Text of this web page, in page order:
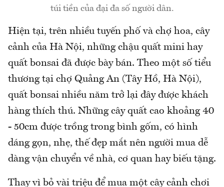
túi tiền của đại đa số người dân.
Hiện tại, trên nhiều tuyến phố và chợ hoa, cây
cảnh của Hà Nội, những chậu quất mini hay
quất bonsai đã được bày bán. Theo một số tiểu
thương tại chợ Quảng An (Tây Hồ, Hà Nội),
quất bonsai nhiều năm trở lại đây được khách
hàng thích thú. Những cây quất cao khoảng 40
- 50cm được trồng trong bình gốm, có hình
dáng gọn, nhẹ, thế đẹp mắt nên người mua dễ
dàng vận chuyển về nhà, cơ quan hay biếu tặng.
Thay vì bỏ vài triệu để mua một cây cảnh chơi